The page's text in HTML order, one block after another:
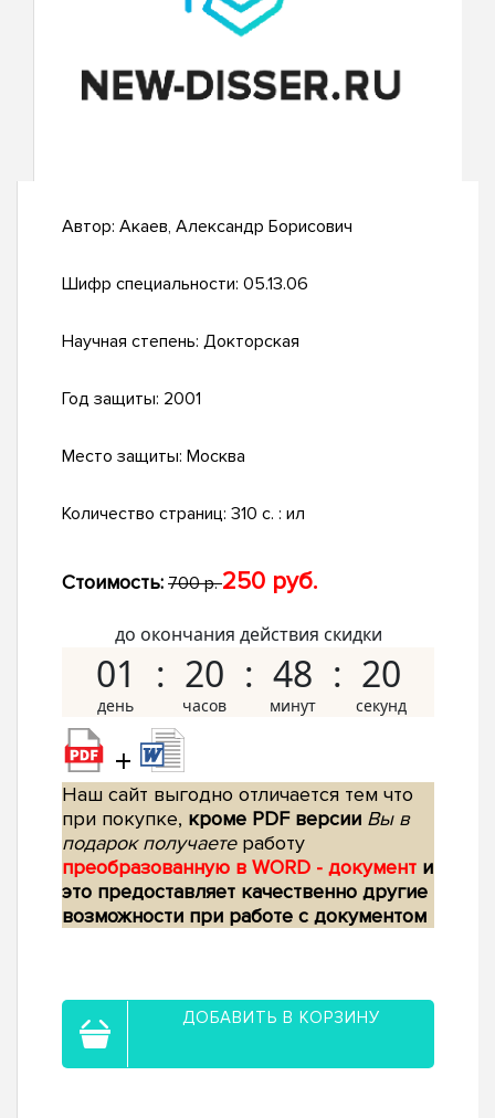
Автор: Акаев, Александр Борисович
Шифр специальности: 05.13.06
Научная степень: Докторская
Год защиты: 2001
Место защиты: Москва
Количество страниц: 310 с. : ил
Стоимость: 700 р.250 руб.
до окончания действия скидки
01 20 48 19
+
Наш сайт выгодно отличается тем что
при покупке, кроме PDF версии Вы в
подарок получаетеработу
преобразованную в WORD - документ и
это предоставляет качественно другие
возможности при работе с документом
ДОБАВИТЬ В КОРЗИНУ